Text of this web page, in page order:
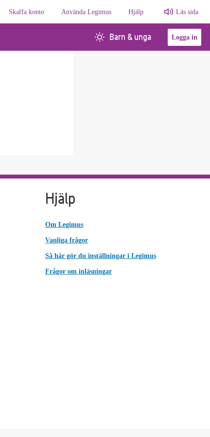
Skaffa konto Använda Legimus Hjälp Läs sida
Barn & unga Logga in
Hjälp
Om Legimus
Vanliga frågor
Så här gör du inställningar i Legimus
Frågor om inläsningar